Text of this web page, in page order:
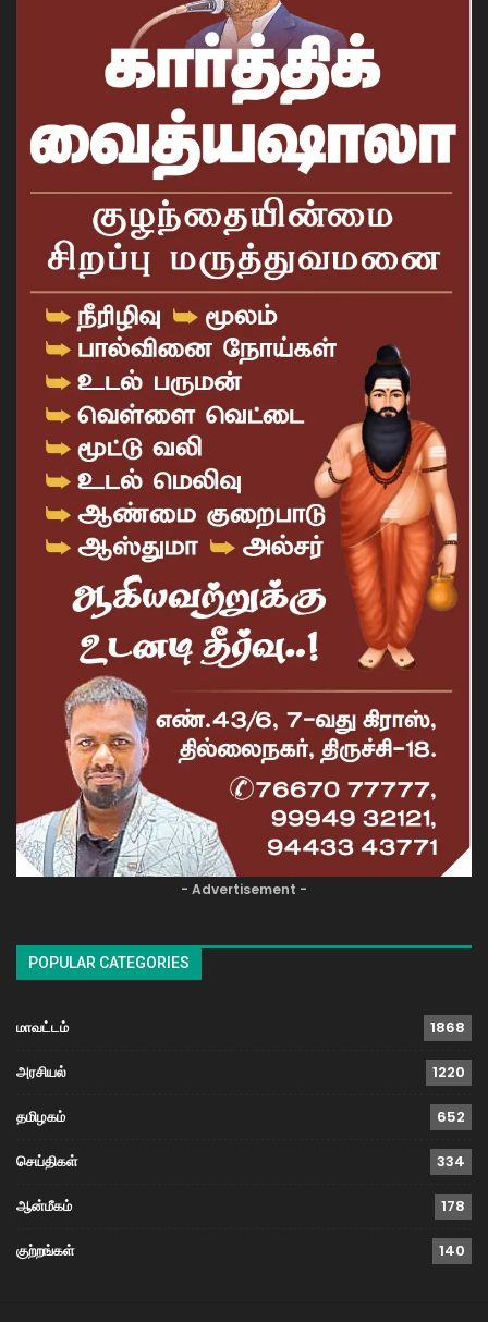
- Advertisement -
POPULAR CATEGORIES
மாவட்டம் 1868
அரசியல் 1220
தமிழகம் 652
செய்திகள் 334
ஆன்மீகம் 178
குற்றங்கள் 140